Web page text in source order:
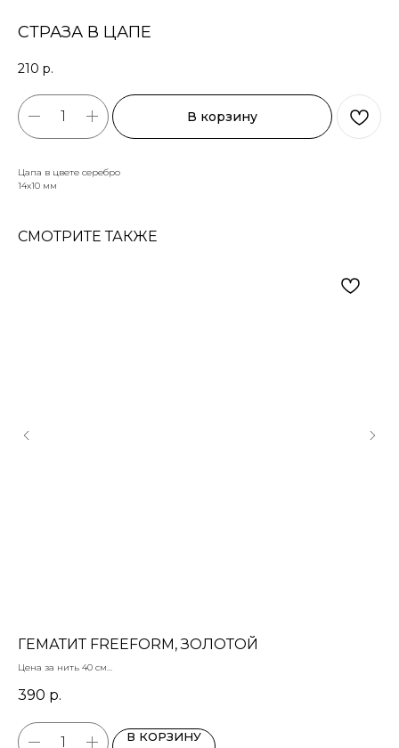
СТРАЗА В ЦАПЕ
210 р.
В корзину
Цапа в цвете серебро
14х10 мм
СМОТРИТЕ ТАКЖЕ
ГЕМАТИТ FREEFORM, ЗОЛОТОЙ
Цена за нить 40 см
390 р.
В КОРЗИНУ